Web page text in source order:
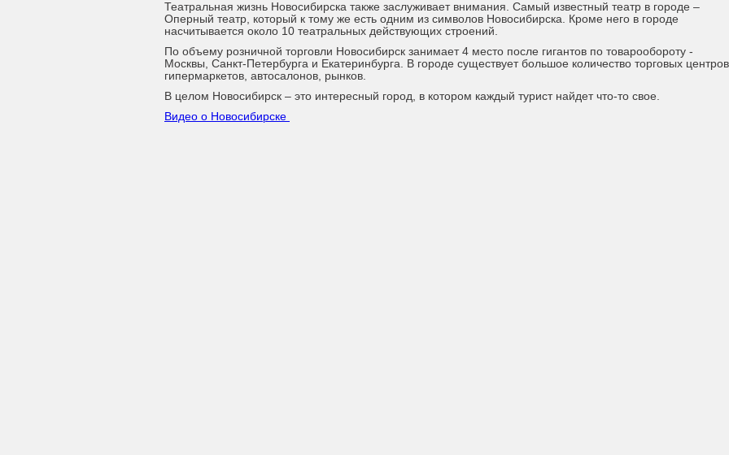
Театральная жизнь Новосибирска также заслуживает внимания. Самый известный театр в городе –
Оперный театр, который к тому же есть одним из символов Новосибирска. Кроме него в городе
насчитывается около 10 театральных действующих строений.
По объему розничной торговли Новосибирск занимает 4 место после гигантов по товарообороту -
Москвы, Санкт-Петербурга и Екатеринбурга. В городе существует большое количество торговых
гипермаркетов, автосалонов, рынков.
В целом Новосибирск – это интересный город, в котором каждый турист найдет что-то свое.
Видео о Новосибирске